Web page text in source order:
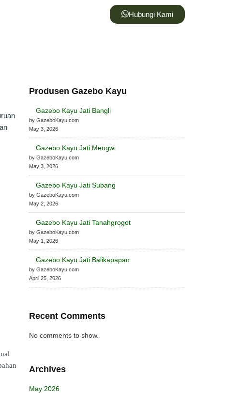
Hubungi Kami
Produsen Gazebo Kayu
Gazebo Kayu Jati Bangli
by GazeboKayu.com
May 3, 2026
Gazebo Kayu Jati Mengwi
by GazeboKayu.com
May 3, 2026
Gazebo Kayu Jati Subang
by GazeboKayu.com
May 2, 2026
Gazebo Kayu Jati Tanahgrogot
by GazeboKayu.com
May 1, 2026
Gazebo Kayu Jati Balikapapan
by GazeboKayu.com
April 25, 2026
Recent Comments
No comments to show.
Archives
May 2026